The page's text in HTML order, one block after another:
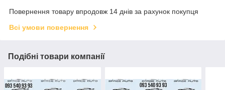
Повернення товару впродовж 14 днів за рахунок покупця
Всі умови повернення
Подібні товари компанії